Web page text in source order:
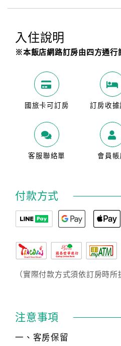
入住說明
※本飯店網路訂房由四方通行
國旅卡可訂房 訂房收據
客服聯絡單 會員帳
付款方式
（實際付款方式須依訂房時所
注意事項
一、客房保留